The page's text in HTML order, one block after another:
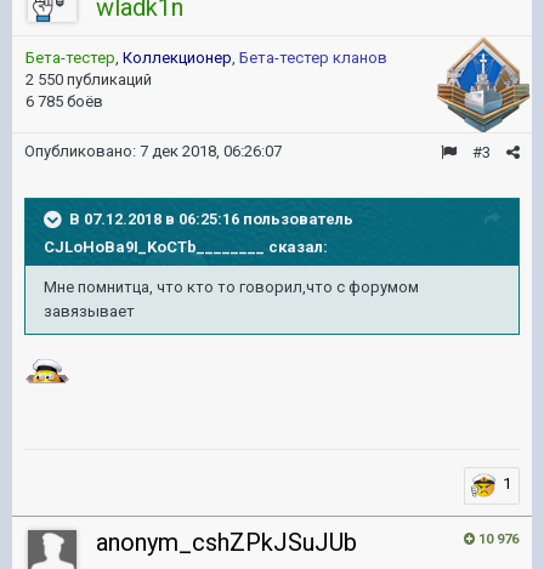
wladk1n
Бета-тестер, Коллекционер, Бета-тестер кланов
2 550 публикаций
6 785 боёв
#3
Опубликовано: 7 дек 2018, 06:26:07
В 07.12.2018 в 06:25:16 пользователь
CJLoHoBa9I_KoCTb________ сказал:
Мне помнитца, что кто то говорил,что с форумом
завязывает
1
10 976
anonym_cshZPkJSuJUb